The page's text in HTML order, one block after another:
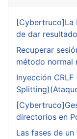
[Cybertruco]La
de dar
Recuperar
método normal
Inyección
directorios en
Las fases de